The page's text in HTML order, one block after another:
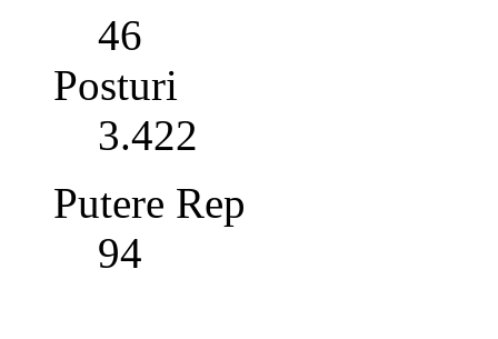
46
Posturi
3.422
Putere Rep
94